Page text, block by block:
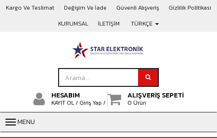
Kargo Ve Teslimat Değişim Ve İade Güvenli Alışveriş
Gizlilik Politikası
KURUMSAL
İLETİŞİM TÜRKÇE
HESABIM
KAYIT OL / Giriş Yap /
ALIŞVERİŞ SEPETİ
0 Ürün
MENU